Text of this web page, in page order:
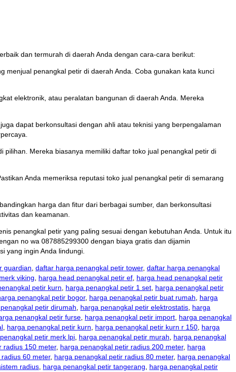
dan termurah di daerah Anda dengan cara-cara berikut:
menjual penangkal petir di daerah Anda. Coba gunakan kata kunci
elektronik, atau peralatan bangunan di daerah Anda. Mereka
dapat berkonsultasi dengan ahli atau teknisi yang berpengalaman
Mereka biasanya memiliki daftar toko jual penangkal petir di
Anda memeriksa reputasi toko jual penangkal petir di semarang
harga dan fitur dari berbagai sumber, dan berkonsultasi
dan keamanan.
penangkal petir yang paling sesuai dengan kebutuhan Anda. Untuk itu
no wa 087885299300 dengan biaya gratis dan dijamin
yang ingin Anda lindungi.
guardian daftar harga penangkal petir tower, daftar harga penangkal
viking harga head penangkal petir ef harga head penangkal petir
petir kurn harga penangkal petir 1 set harga penangkal petir
penangkal petir bogor, harga penangkal petir buat rumah
harga
petir dirumah harga penangkal petir elektrostatis harga
penangkal petir furse harga penangkal petir import harga penangkal
harga penangkal petir kurn harga penangkal petir kurn r 150 harga
petir merk lpi harga penangkal petir murah
harga penangkal
radius 150 meter, harga penangkal petir radius 200 meter, harga
60 meter, harga penangkal petir radius 80 meter, harga penangkal
radius harga penangkal petir tangerang
harga penangkal petir